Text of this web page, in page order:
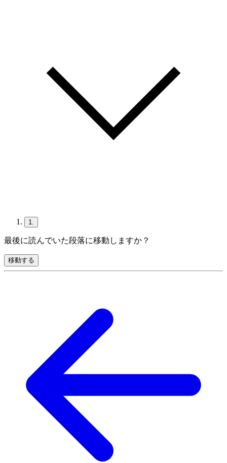
1.
最後に読んでいた段落に移動しますか？
移動する